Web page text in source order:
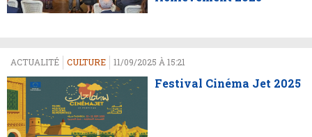
ACTUALITÉ CULTURE 11/09/2025 À 15:21
Festival Cinéma Jet 2025